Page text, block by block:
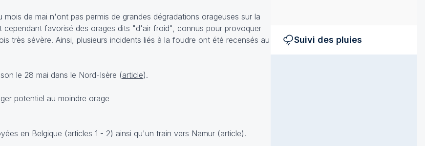
mois de mai n'ont pas permis de grandes dégradations orageuses sur la
favorisé des orages dits "d'air froid", connus pour provoquer
très sévère. Ainsi, plusieurs incidents liés à la foudre ont été recensés au
le 28 mai dans le Nord-Isère (article).
en Belgique (articles 1 - 2) ainsi qu'un train vers Namur (article).
Suivi des pluies